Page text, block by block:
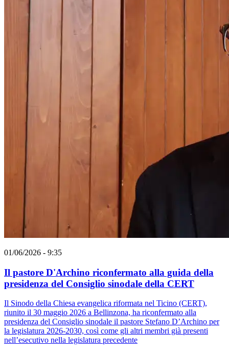
01/06/2026 - 9:35
Il pastore D'Archino riconfermato alla guida della
presidenza del Consiglio sinodale della CERT
Il Sinodo della Chiesa evangelica riformata nel Ticino (CERT),
riunito il 30 maggio 2026 a Bellinzona, ha riconfermato alla
presidenza del Consiglio sinodale il pastore Stefano D’Archino per
la legislatura 2026-2030, così come gli altri membri già presenti
nell’esecutivo nella legislatura precedente